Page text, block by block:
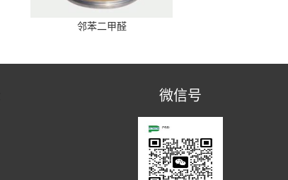
邻苯二甲醛
微信号